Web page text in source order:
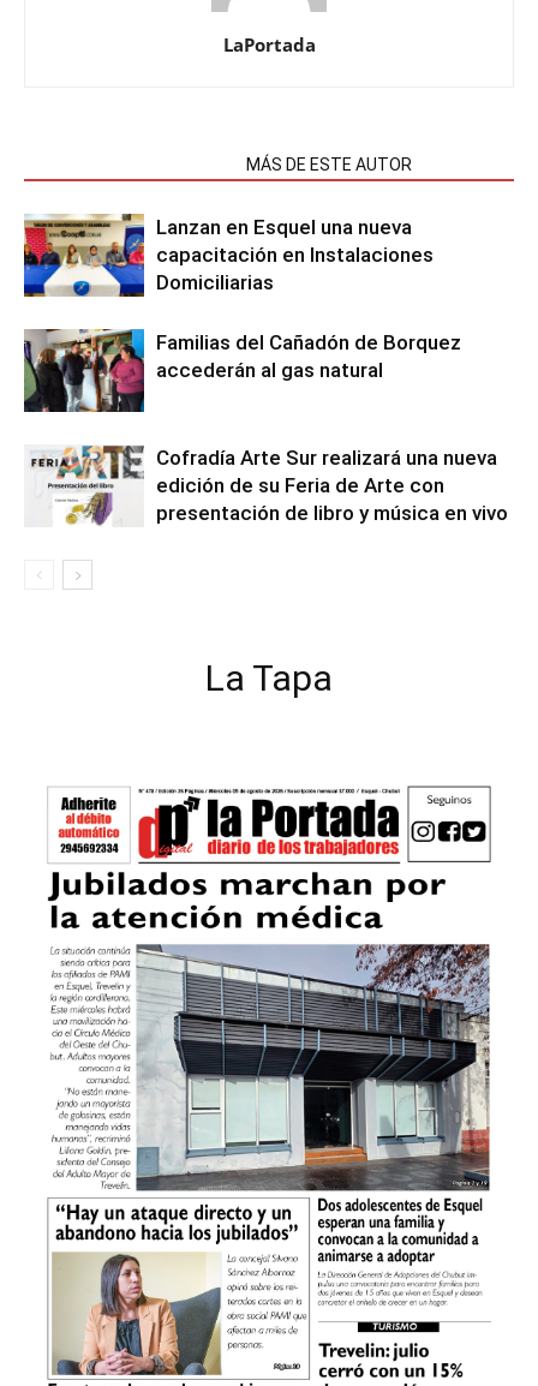
LaPortada
MÁS DE ESTE AUTOR
Lanzan en Esquel una nueva
capacitación en Instalaciones
Domiciliarias
Familias del Cañadón de Borquez
accederán al gas natural
Cofradía Arte Sur realizará una nueva
edición de su Feria de Arte con
presentación de libro y música en vivo
La Tapa